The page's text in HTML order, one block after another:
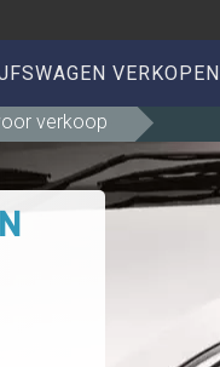
VERKOPEN
verkoop